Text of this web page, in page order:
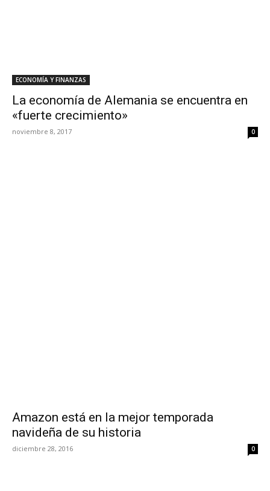
ECONOMÍA Y FINANZAS
La economía de Alemania se encuentra en
«fuerte crecimiento»
noviembre 8, 2017 0
Amazon está en la mejor temporada
navideña de su historia
diciembre 28, 2016 0